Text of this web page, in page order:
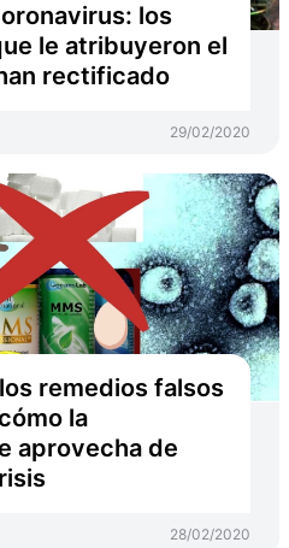
los
le atribuyeron el
rectificado
29/02/2020
remedios falsos
la
aprovecha de
28/02/2020